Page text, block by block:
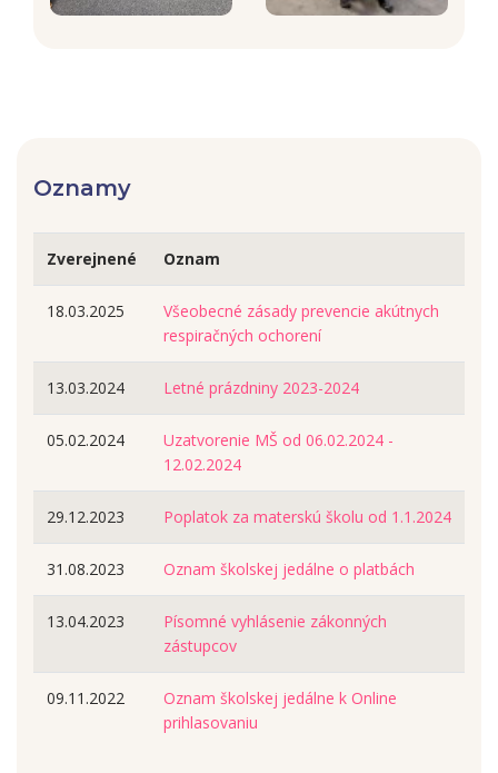
Oznamy
Zverejnené Oznam
18.03.2025
Všeobecné zásady prevencie akútnych
respiračných ochorení
13.03.2024 Letné prázdniny 2023-2024
05.02.2024
Uzatvorenie MŠ od 06.02.2024 -
12.02.2024
29.12.2023 Poplatok za materskú školu od 1.1.2024
31.08.2023 Oznam školskej jedálne o platbách
13.04.2023
Písomné vyhlásenie zákonných
zástupcov
09.11.2022
Oznam školskej jedálne k Online
prihlasovaniu